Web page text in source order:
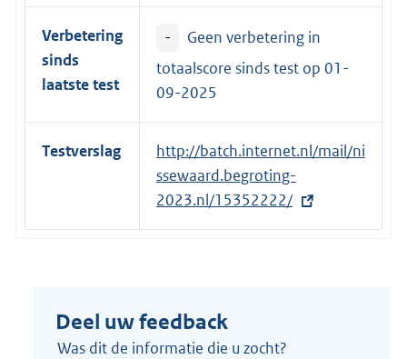
k
:
Verbetering
sinds
laatste test
-
Geen verbetering in
totaalscore sinds test op 01-
09-2025
Testverslag
E
x
t
e
l
i
http://batch.internet.nl/mail/ni
ssewaard.begroting-
2023.nl/15352222/
Deel uw feedback
Was dit de informatie die u zocht?